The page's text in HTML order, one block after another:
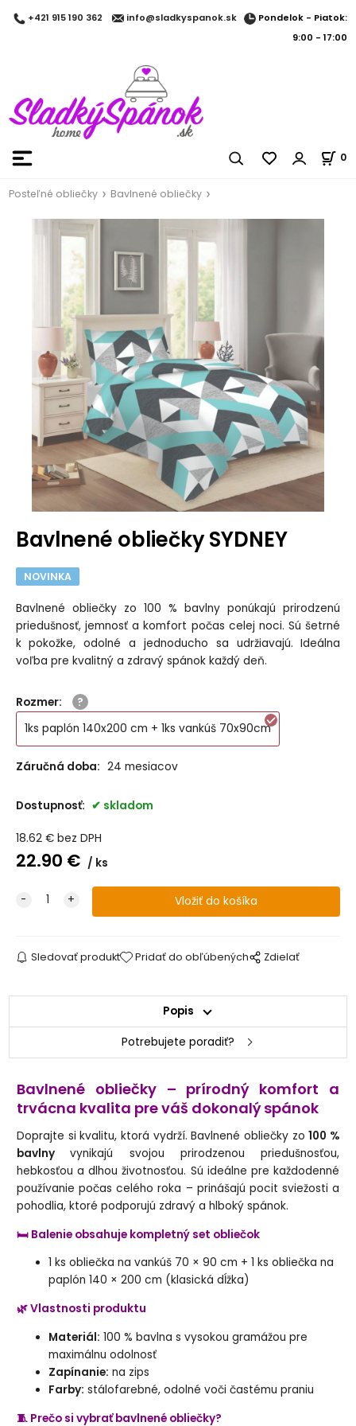
+421 915 190 362 info@sladkyspanok.sk
Pondelok - Piatok:
9:00 - 17:00
0
Posteľné obliečky Bavlnené obliečky
Bavlnené obliečky SYDNEY
NOVINKA
Bavlnené obliečky zo 100 % bavlny ponúkajú prirodzenú
priedušnosť, jemnosť a komfort počas celej noci. Sú šetrné
k pokožke, odolné a jednoducho sa udržiavajú. Ideálna
voľba pre kvalitný a zdravý spánok každý deň.
Rozmer:
1ks paplón 140x200 cm + 1ks vankúš 70x90cm
Záručná doba: 24 mesiacov
Dostupnosť: skladom
18.62€ bez DPH
22.90 € ks
Sledovať produkt Pridať do obľúbených Zdielať
Popis
Potrebujete poradiť?
Bavlnené obliečky – prírodný komfort a
trvácna kvalita pre váš dokonalý spánok
Doprajte si kvalitu, ktorá vydrží. Bavlnené obliečky zo100 %
bavlnyvynikajú svojou prirodzenou priedušnosťou,
hebkosťou a dlhou životnosťou. Sú ideálne pre každodenné
používanie počas celého roka – prinášajú pocit sviežosti a
pohodlia, ktoré podporujú zdravý a hlboký spánok.
🛏️ Balenie obsahuje kompletný set obliečok
1 ks obliečka na vankúš 70 × 90 cm + 1 ks obliečka na
paplón 140 × 200 cm (klasická dĺžka)
🌿 Vlastnosti produktu
Materiál: 100 % bavlna s vysokou gramážou pre
maximálnu odolnosť
Zapínanie: na zips
Farby: stálofarebné, odolné voči častému praniu
🧵 Prečo si vybrať bavlnené obliečky?